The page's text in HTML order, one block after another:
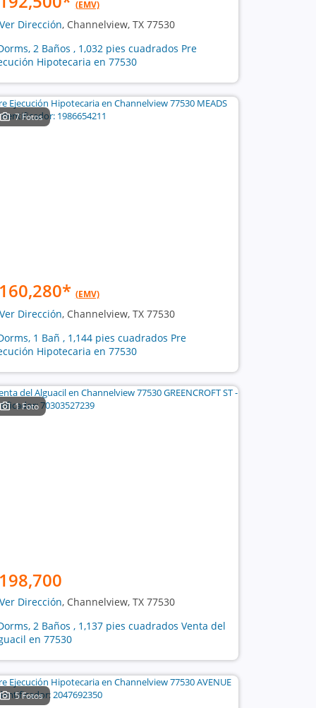
(EMV)
Dirección, Channelview, TX 77530
2 Baños , 1,032 pies cuadrados Pre
Hipotecaria en 77530
7 Fotos
* (EMV)
Dirección, Channelview, TX 77530
1 Bañ , 1,144 pies cuadrados Pre
Hipotecaria en 77530
1 Foto
Dirección, Channelview, TX 77530
2 Baños , 1,137 pies cuadrados Venta del
en 77530
5 Fotos